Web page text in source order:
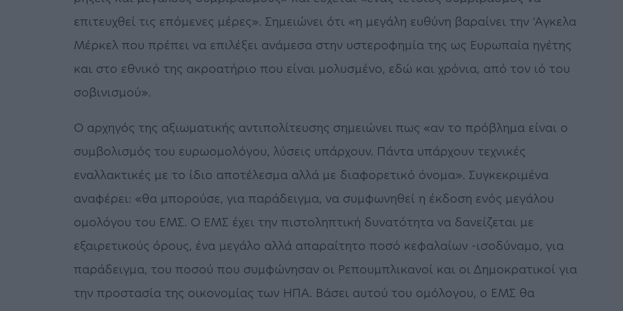
επιτευχθεί τις επόμενες μέρες». Σημειώνει ότι «η μεγάλη ευθύνη βαραίνει την ‘Αγκελα
Μέρκελ που πρέπει να επιλέξει ανάμεσα στην υστεροφημία της ως Ευρωπαία ηγέτης
και στο εθνικό της ακροατήριο που είναι μολυσμένο, εδώ και χρόνια, από τον ιό του
σοβινισμού».
Ο αρχηγός της αξιωματικής αντιπολίτευσης σημειώνει πως «αν το πρόβλημα είναι ο
συμβολισμός του ευρωομολόγου, λύσεις υπάρχουν. Πάντα υπάρχουν τεχνικές
εναλλακτικές με το ίδιο αποτέλεσμα αλλά με διαφορετικό όνομα». Συγκεκριμένα
αναφέρει: «θα μπορούσε, για παράδειγμα, να συμφωνηθεί η έκδοση ενός μεγάλου
ομολόγου του EMΣ. Ο ΕΜΣ έχει την πιστοληπτική δυνατότητα να δανείζεται με
εξαιρετικούς όρους, ένα μεγάλο αλλά απαραίτητο ποσό κεφαλαίων -ισοδύναμο, για
παράδειγμα, του ποσού που συμφώνησαν οι Ρεπουμπλικανοί και οι Δημοκρατικοί για
την προστασία της οικονομίας των ΗΠΑ. Βάσει αυτού του ομόλογου, ο ΕΜΣ θα